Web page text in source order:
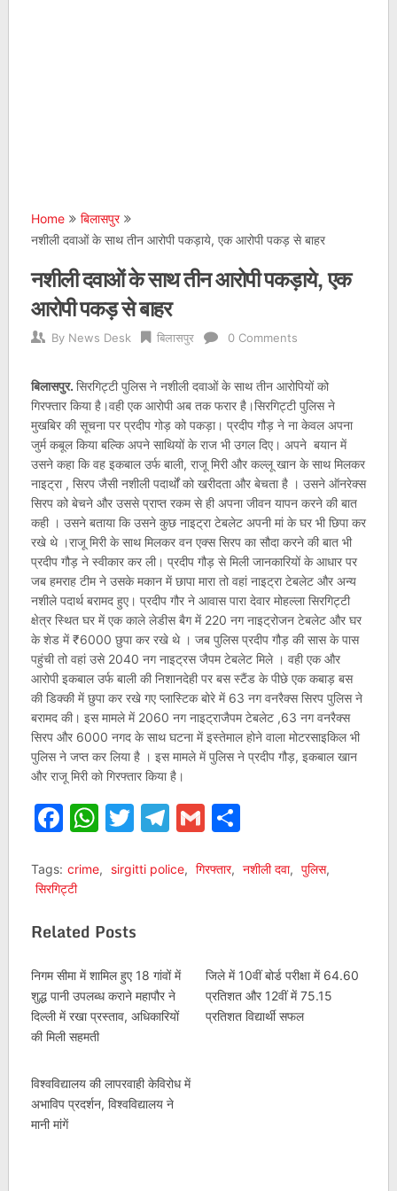
Home
बिलासपुर
नशीली दवाओं के साथ तीन आरोपी पकड़ाये, एक आरोपी पकड़ से बाहर
नशीली दवाओं के साथ तीन आरोपी पकड़ाये, एक
आरोपी पकड़ से बाहर
By News Desk बिलासपुर 0 Comments
बिलासपुर. सिरगिट्टी पुलिस ने नशीली दवाओं के साथ तीन आरोपियों को
गिरफ्तार किया है।वही एक आरोपी अब तक फरार है।सिरगिट्टी पुलिस ने
मुखबिर की सूचना पर प्रदीप गोड़ को पकड़ा। प्रदीप गौड़ ने ना केवल अपना
जुर्म कबूल किया बल्कि अपने साथियों के राज भी उगल दिए। अपने बयान में
उसने कहा कि वह इकबाल उर्फ बाली, राजू मिरी और कल्लू खान के साथ मिलकर
नाइट्रा , सिरप जैसी नशीली पदार्थों को खरीदता और बेचता है । उसने ऑनरेक्स
सिरप को बेचने और उससे प्राप्त रकम से ही अपना जीवन यापन करने की बात
कही । उसने बताया कि उसने कुछ नाइट्रा टेबलेट अपनी मां के घर भी छिपा कर
रखे थे ।राजू मिरी के साथ मिलकर वन एक्स सिरप का सौदा करने की बात भी
प्रदीप गौड़ ने स्वीकार कर ली। प्रदीप गौड़ से मिली जानकारियों के आधार पर
जब हमराह टीम ने उसके मकान में छापा मारा तो वहां नाइट्रा टेबलेट और अन्य
नशीले पदार्थ बरामद हुए। प्रदीप गौर ने आवास पारा देवार मोहल्ला सिरगिट्टी
क्षेत्र स्थित घर में एक काले लेडीस बैग में 220 नग नाइट्रोजन टेबलेट और घर
के शेड में ₹6000 छुपा कर रखे थे । जब पुलिस प्रदीप गौड़ की सास के पास
पहुंची तो वहां उसे 2040 नग नाइट्रस जैपम टेबलेट मिले । वही एक और
आरोपी इकबाल उर्फ बाली की निशानदेही पर बस स्टैंड के पीछे एक कबाड़ बस
की डिक्की में छुपा कर रखे गए प्लास्टिक बोरे में 63 नग वनरैक्स सिरप पुलिस ने
बरामद की। इस मामले में 2060 नग नाइट्राजैपम टेबलेट ,63 नग वनरैक्स
सिरप और 6000 नगद के साथ घटना में इस्तेमाल होने वाला मोटरसाइकिल भी
पुलिस ने जप्त कर लिया है । इस मामले में पुलिस ने प्रदीप गौड़, इकबाल खान
और राजू मिरी को गिरफ्तार किया है।
Facebook
WhatsApp
Twitter
Telegram
GmailShare
Tags: crime, sirgitti police, गिरफ्तार, नशीली दवा, पुलिस,
सिरगिट्टी
Related Posts
निगम सीमा में शामिल हुए 18 गांवों में
शुद्ध पानी उपलब्ध कराने महापौर ने
दिल्ली में रखा प्रस्ताव, अधिकारियों
की मिली सहमती
जिले में 10वीं बोर्ड परीक्षा में 64.60
प्रतिशत और 12वीं में 75.15
प्रतिशत विद्यार्थी सफल
विश्वविद्यालय की लापरवाही केविरोध में
अभाविप प्रदर्शन, विश्वविद्यालय ने
मानी मांगें